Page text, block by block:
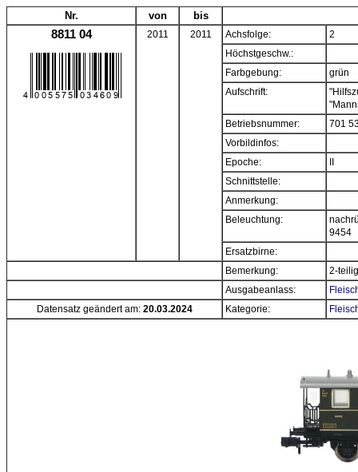
Nr. von bis
8811 04 2011 2011 Achsfolge:
2
Höchstgeschw.:
Farbgebung:
grün
Aufschrift:
Betriebsnummer:
701
Vorbildinfos:
Epoche:
Schnittstelle:
Anmerkung:
Beleuchtung:
9454
Ersatzbirne:
Bemerkung:
2-
Ausgabeanlass:
Datensatz geändert am: 20.03.2024 Kategorie: